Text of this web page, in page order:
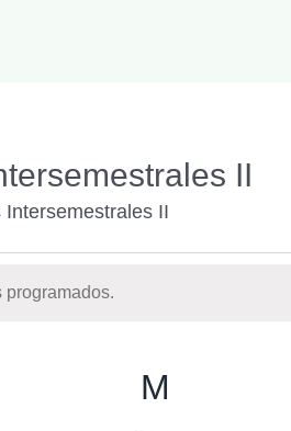
II
Intersemestrales II
programados.
M